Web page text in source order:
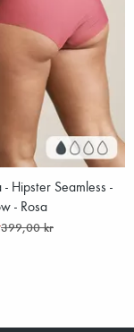
Hipster Seamless -
- Rosa
399,00 kr